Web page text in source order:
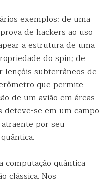
exemplos: de uma
de hackers ao uso
a estrutura de uma
do spin; de
subterrâneos de
que permite
de um avião em áreas
deteve-se em um campo
por seu
computação quântica
clássica. Nos